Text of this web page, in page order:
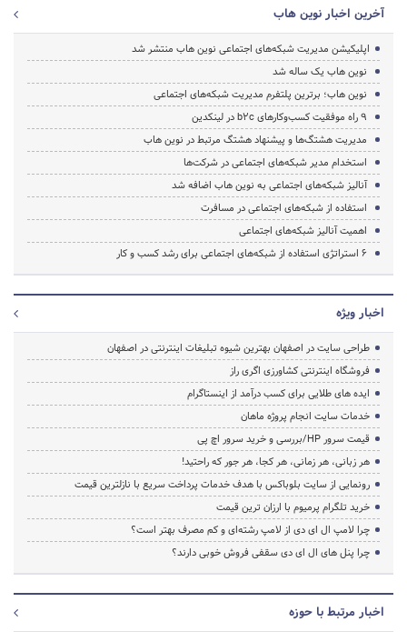
آخرین اخبار نوین هاب
اپلیکیشن مدیریت شبکه‌های اجتماعی نوین هاب منتشر شد
نوین هاب یک ساله شد
نوین هاب؛ برترین پلتفرم مدیریت شبکه‌های اجتماعی
۹ راه موفقیت کسب‌و‌کار‌های b2c در لینکدین
مدیریت هشتگ‌ها و پیشنهاد هشتگ مرتبط در نوین هاب
استخدام مدیر شبکه‌های اجتماعی در شرکت‌ها
آنالیز شبکه‌های اجتماعی به نوین هاب اضافه شد
استفاده از شبکه‌های اجتماعی در مسافرت
اهمیت آنالیز شبکه‌های اجتماعی
۶ استراتژی استفاده از شبکه‌های اجتماعی برای رشد کسب و کار
اخبار ویژه
طراحی سایت در اصفهان بهترین شیوه تبلیغات اینترنتی در اصفهان
فروشگاه اینترنتی کشاورزی اگری راز
ایده های طلایی برای کسب درآمد از اینستاگرام
خدمات سایت انجام پروژه ماهان
قیمت سرور HP/بررسی و خرید سرور اچ پی
هر زبانی، هر زمانی، هر کجا، هر جور که راحتید!
رونمایی از سایت بلوباکس با هدف خدمات پرداخت سریع با نازلترین قیمت
خرید تلگرام پرمیوم با ارزان ترین قیمت
چرا لامپ ال ای دی از لامپ رشته‌ای و کم مصرف بهتر است؟
چرا پنل های ال ای دی سقفی فروش خوبی دارند؟
اخبار مرتبط با حوزه